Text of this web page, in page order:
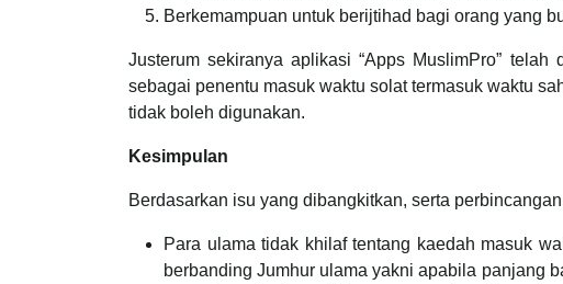
Berkemampuan untuk berijtihad bagi orang yang
Justerum sekiranya aplikasi “Apps MuslimPro”
sebagai penentu masuk waktu solat termasuk waktu
tidak boleh digunakan.
Kesimpulan
Berdasarkan isu yang dibangkitkan, serta
Para ulama tidak khilaf tentang kaedah masuk
berbanding Jumhur ulama yakni apabila panjang